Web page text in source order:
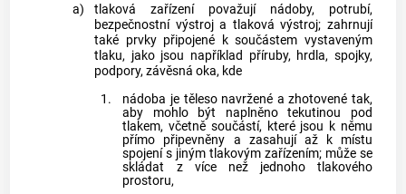
a)
tlaková zařízení považují nádoby, potrubí,
bezpečnostní výstroj a tlaková výstroj; zahrnují
také prvky připojené k součástem vystaveným
tlaku, jako jsou například příruby, hrdla, spojky,
podpory, závěsná oka, kde
1.
nádoba je těleso navržené a zhotovené tak,
aby mohlo být naplněno tekutinou pod
tlakem, včetně součástí, které jsou k němu
přímo připevněny a zasahují až k místu
spojení s jiným tlakovým zařízením; může se
skládat z více než jednoho tlakového
prostoru,